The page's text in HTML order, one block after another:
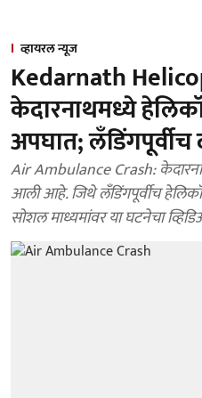
व्हायरल न्यूज
Kedarnath
केदारनाथमध्ये
अपघात;
Air Ambulance Crash:
आली आहे. जिथे लँडिंगपूर्वीच
सोशल माध्यमांवर या घटनेचा